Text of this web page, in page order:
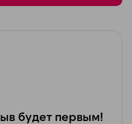
будет первым!